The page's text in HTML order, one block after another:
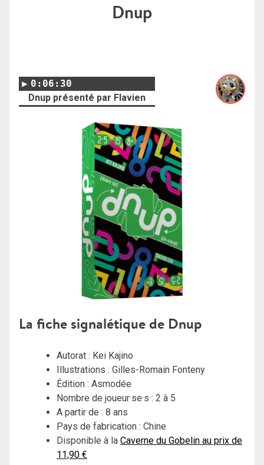
Dnup
0:06:30
Dnup présenté par Flavien
La fiche signalétique de Dnup
Autorat : Kei Kajino
Illustrations : Gilles-Romain Fonteny
Édition : Asmodée
Nombre de joueur·se·s : 2 à 5
A partir de : 8 ans
Pays de fabrication : Chine
Disponible à la Caverne du Gobelin au prix de
11,90 €